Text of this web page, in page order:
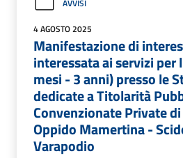
AVVISI
4 AGOSTO 2025
Manifestazione di
interessata ai servizi per
mesi - 3 anni) presso le
dedicate a Titolarità
Convenzionate Private
Oppido Mamertina -
Varapodio